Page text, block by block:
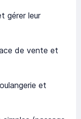
gérer leur
de vente et
et